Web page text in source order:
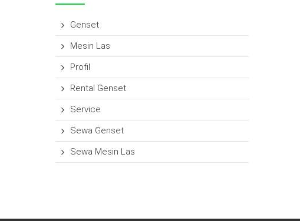
Genset
Mesin Las
Profil
Rental Genset
Service
Sewa Genset
Sewa Mesin Las